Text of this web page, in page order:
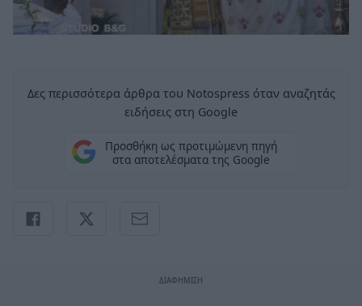
Δες περισσότερα άρθρα του Notospress όταν αναζητάς
ειδήσεις στη Google
Προσθήκη ως προτιμώμενη πηγή
στα αποτελέσματα της Google